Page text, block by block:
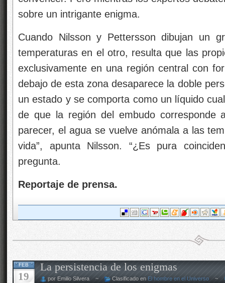
sobre un intrigante enigma.
Cuando Nilsson y Pettersson dibujan un
temperaturas en el otro, resulta que las
exclusivamente en una región central con
debajo de esta zona desaparece la doble
un estado y se comporta como un líquido
de que la región del embudo corresponde
parecer, el agua se vuelve anómala a las
vida”, apunta Nilsson. “¿Es pura
pregunta.
Reportaje de prensa.
FEB
19
La persistencia de los enigmas
por Emilio Silvera ~ Clasificado en El hombre en el Universo~